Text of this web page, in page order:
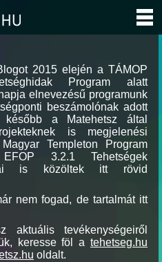
2015 elején a TÁMOP
Program alatt
elnevezésű programunk
beszámolónak adott
a Matehetsz által
is megjelenési
Templeton Program
3.2.1 Tehetségek
is közöltek itt rövid
nem fogad, de tartalmát itt
aktuális tevékenységeiről
keresse föl a tehetseg.hu
oldalt.